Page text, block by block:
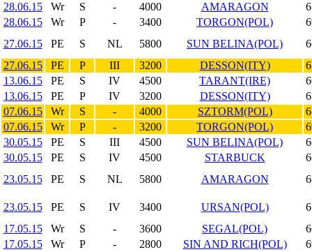
28.06.15
Wr S - 4000 AMARAGON
28.06.15
Wr P - 3400 TORGON(POL)
27.06.15
PE S NL 5800 SUN BELINA(POL)
27.06.15
PE P III 3200 DESSON(ITY)
13.06.15
PE S IV 4500 TARANT(IRE)
13.06.15
PE P IV 3200 DESSON(ITY)
07.06.15
Wr S - 4000 SZTORM(POL)
07.06.15
Wr P - 3200 TORGON(POL)
30.05.15
PE S III 4500 SUN BELINA(POL)
30.05.15
PE S IV 4500 STARBUCK
23.05.15
PE S NL 5800 AMARAGON
23.05.15 PE S IV 3400 URSAN(POL)
17.05.15
Wr S - 3600 SEGAL(POL)
17.05.15
Wr P - 2800 SIN AND RICH(POL)